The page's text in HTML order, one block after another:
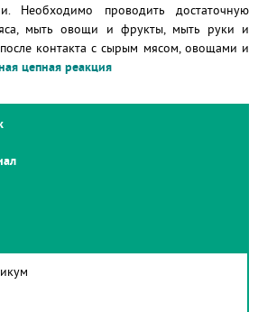
Необходимо проводить достаточную
мыть овощи и фрукты, мыть руки и
контакта с сырым мясом, овощами и
цепная реакция